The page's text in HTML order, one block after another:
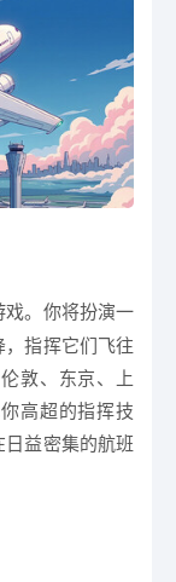
戏。你将扮演一
指挥它们飞往
敦、东京、上
高超的指挥技
益密集的航班